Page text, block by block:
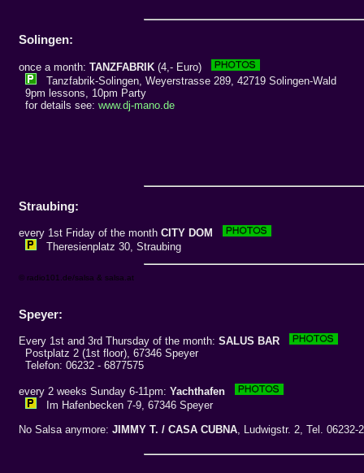
Solingen:
once a month: TANZFABRIK (4,- Euro)
Tanzfabrik-Solingen, Weyerstrasse 289, 42719 Solingen-Wald
9pm lessons, 10pm Party
for details see: www.dj-mano.de
Straubing:
every 1st Friday of the month CITY DOM
Theresienplatz 30, Straubing
© radio101.de/salsa & salsa.at
Speyer:
Every 1st and 3rd Thursday of the month: SALUS BAR
Postplatz 2 (1st floor), 67346 Speyer
Telefon: 06232 - 6877575
every 2 weeks Sunday 6-11pm: Yachthafen
Im Hafenbecken 7-9, 67346 Speyer
No Salsa anymore: JIMMY T. / CASA CUBNA, Ludwigstr. 2, Tel. 06232-